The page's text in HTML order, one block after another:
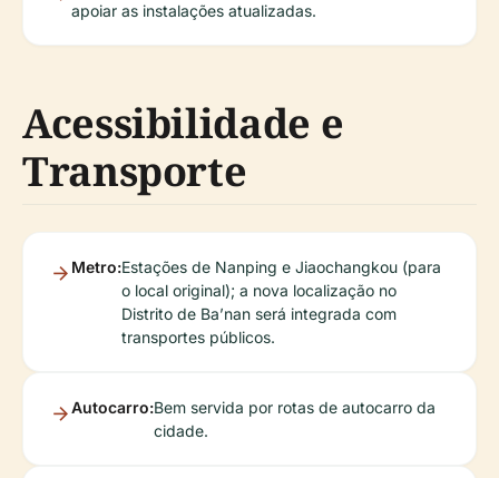
apoiar as instalações atualizadas.
Acessibilidade e
Transporte
Metro:Estações de Nanping e Jiaochangkou (para
o local original); a nova localização no
Distrito de Ba’nan será integrada com
transportes públicos.
Autocarro:Bem servida por rotas de autocarro da
cidade.